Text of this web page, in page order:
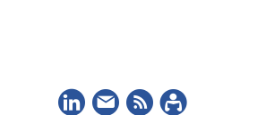
LinkedIn
Nieuwsbrief
RSS